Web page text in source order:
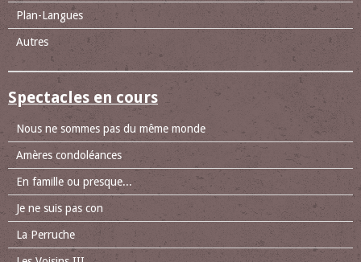
Plan-Langues
Autres
Spectacles en cours
Nous ne sommes pas du même monde
Amères condoléances
En famille ou presque...
Je ne suis pas con
La Perruche